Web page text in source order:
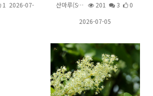
1 2026-07-
산마루(S… 201 3
0
2026-07-05